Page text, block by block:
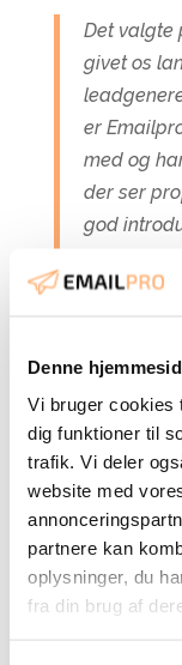
Denne
Vi bruger cookies
dig funktioner til
trafik. Vi deler
website med
partnere kan
oplysninger, du
fra din brug af
Det valgte
givet os
er
med og
der ser
god
praksis.”
Øget
Efter
marketing
tydelige
–Stigning i